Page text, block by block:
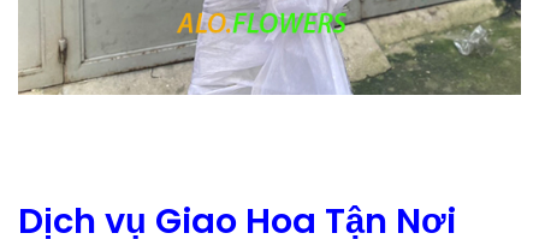
Dịch vụ Giao Hoa Tận Nơi